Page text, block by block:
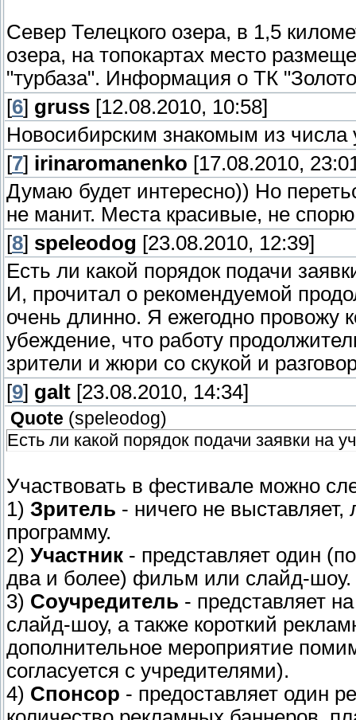
Север Телецкого озера, в 1,5
озера, на топокартах место
"турбаза". Информация о ТК
[6] gruss [12.08.2010, 10:58]
Новосибирским знакомым из числа
[7] irinaromanenko [17.08.2010,
Думаю будет интересно)) Но
не манит. Места красивые, не
[8] speleodog [23.08.2010, 12:39]
Есть ли какой порядок подачи
И, прочитал о рекомендуемой
очень длинно. Я ежегодно провожу
убеждение, что работу
зрители и жюри со скукой и
[9] galt [23.08.2010, 14:34]
Quote (speleodog)
Есть ли какой порядок подачи заявки на
Участвовать в фестивале можно
1) Зритель - ничего не
программу.
2) Участник - представляет один
два и более) фильм или слайд-шоу.
3) Соучредитель - представляет
слайд-шоу, а также короткий
дополнительное мероприятие
согласуется с учредителями).
4) Спонсор - предоставляет один